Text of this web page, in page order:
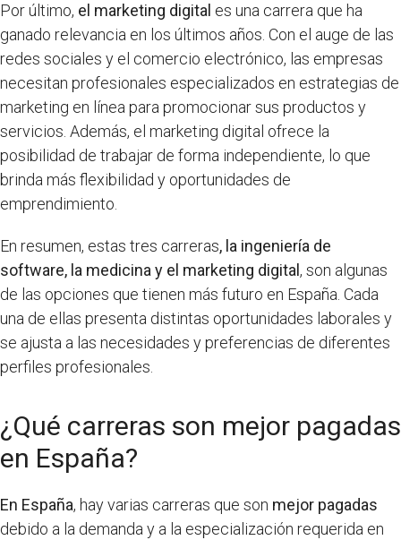
Por último, el marketing digital es una carrera que ha
ganado relevancia en los últimos años. Con el auge de las
redes sociales y el comercio electrónico, las empresas
necesitan profesionales especializados en estrategias de
marketing en línea para promocionar sus productos y
servicios. Además, el marketing digital ofrece la
posibilidad de trabajar de forma independiente, lo que
brinda más flexibilidad y oportunidades de
emprendimiento.
En resumen, estas tres carreras, la ingeniería de
software, la medicina y el marketing digital, son algunas
de las opciones que tienen más futuro en España. Cada
una de ellas presenta distintas oportunidades laborales y
se ajusta a las necesidades y preferencias de diferentes
perfiles profesionales.
¿Qué carreras son mejor pagadas
en España?
En España, hay varias carreras que son mejor pagadas
debido a la demanda y a la especialización requerida en